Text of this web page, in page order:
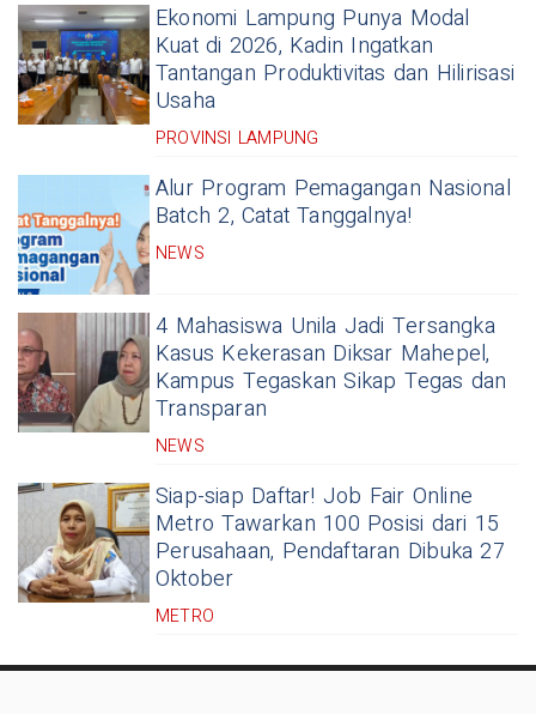
Ekonomi Lampung Punya Modal
Kuat di 2026, Kadin Ingatkan
Tantangan Produktivitas dan Hilirisasi
Usaha
PROVINSI LAMPUNG
Alur Program Pemagangan Nasional
Batch 2, Catat Tanggalnya!
NEWS
4 Mahasiswa Unila Jadi Tersangka
Kasus Kekerasan Diksar Mahepel,
Kampus Tegaskan Sikap Tegas dan
Transparan
NEWS
Siap-siap Daftar! Job Fair Online
Metro Tawarkan 100 Posisi dari 15
Perusahaan, Pendaftaran Dibuka 27
Oktober
METRO